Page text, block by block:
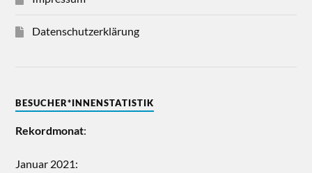
Datenschutzerklärung
BESUCHER*INNENSTATISTIK
Rekordmonat:
Januar 2021: